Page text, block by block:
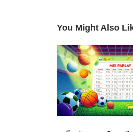
You Might Also